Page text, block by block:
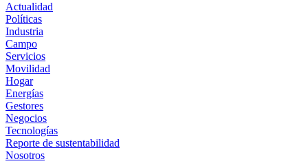
Actualidad
Políticas
Industria
Campo
Servicios
Movilidad
Hogar
Energías
Gestores
Negocios
Tecnologías
Reporte de sustentabilidad
Nosotros